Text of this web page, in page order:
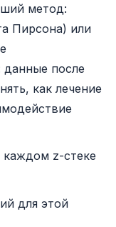
метод:
Пирсона) или
данные после
как лечение
z-стеке
для этой